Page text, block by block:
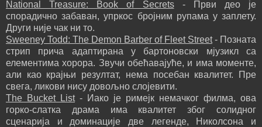
National Treasure: Book of Secrets- Први део је
спорадично забаван, упркос бројним рупама у заплету.
Други није чак ни то.
Sweeney Todd: The Demon Barber of Fleet Street- Позната
стрип прича адаптирана у бартоновски мјузикл са
елементима хорора. Звучи обећавајуће, и има моменте,
али као крајњи резултат, нема посебан квалитет. Пре
свега, ликови нису довољно слојевити.
The Bucket List- Иако је римејк немачког филма, ова
горко-слатка драма има квалитет због солидног
сценарија и доминације две легенде, Николсона и